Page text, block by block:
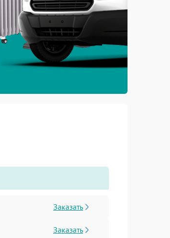
Заказать
Заказать